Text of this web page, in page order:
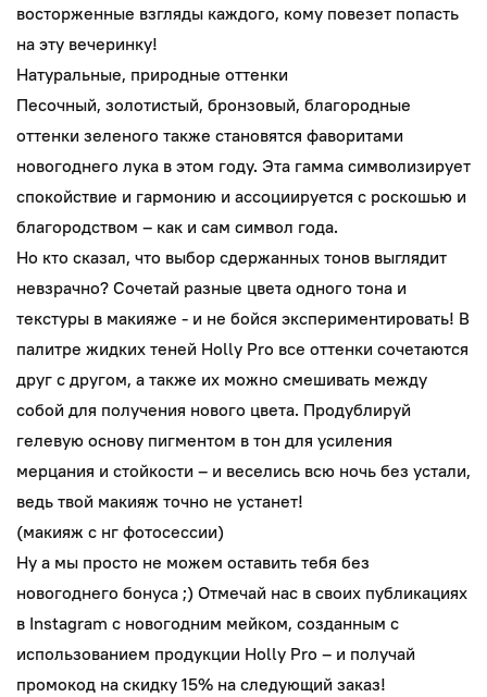
восторженные взгляды каждого, кому повезет попасть
на эту вечеринку!
Натуральные, природные оттенки
Песочный, золотистый, бронзовый, благородные
оттенки зеленого также становятся фаворитами
новогоднего лука в этом году. Эта гамма символизирует
спокойствие и гармонию и ассоциируется с роскошью и
благородством – как и сам символ года.
Но кто сказал, что выбор сдержанных тонов выглядит
невзрачно? Сочетай разные цвета одного тона и
текстуры в макияже - и не бойся экспериментировать! В
палитре жидких теней Holly Pro все оттенки сочетаются
друг с другом, а также их можно смешивать между
собой для получения нового цвета. Продублируй
гелевую основу пигментом в тон для усиления
мерцания и стойкости – и веселись всю ночь без устали,
ведь твой макияж точно не устанет!
(макияж с нг фотосессии)
Ну а мы просто не можем оставить тебя без
новогоднего бонуса ;) Отмечай нас в своих публикациях
в Instagram с новогодним мейком, созданным с
использованием продукции Holly Pro – и получай
промокод на скидку 15% на следующий заказ!